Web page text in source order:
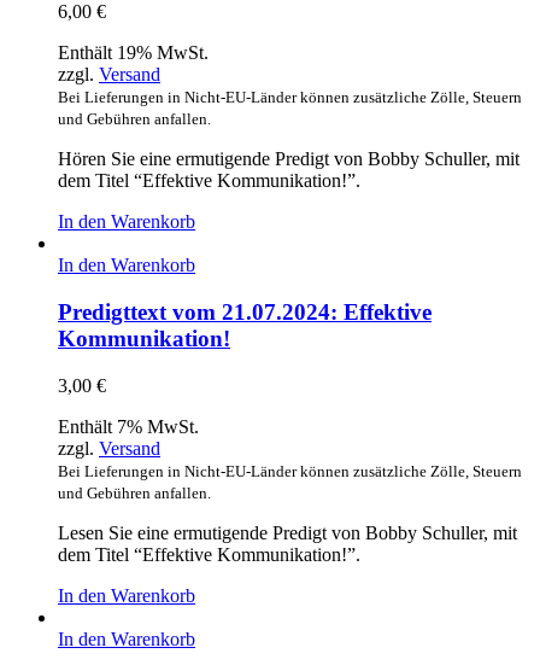
6,00 €
Enthält 19% MwSt.
zzgl. Versand
Bei Lieferungen in Nicht-EU-Länder können zusätzliche Zölle, Steuern
und Gebühren anfallen.
Hören Sie eine ermutigende Predigt von Bobby Schuller, mit
dem Titel “Effektive Kommunikation!”.
In den Warenkorb
In den Warenkorb
Predigttext vom 21.07.2024: Effektive
Kommunikation!
3,00 €
Enthält 7% MwSt.
zzgl. Versand
Bei Lieferungen in Nicht-EU-Länder können zusätzliche Zölle, Steuern
und Gebühren anfallen.
Lesen Sie eine ermutigende Predigt von Bobby Schuller, mit
dem Titel “Effektive Kommunikation!”.
In den Warenkorb
In den Warenkorb